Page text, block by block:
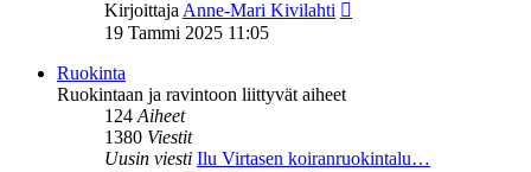
KirjoittajaAnne-Mari Kivilahti
19 Tammi 2025 11:05
Ruokinta
Ruokintaan ja ravintoon liittyvät aiheet
124Aiheet
1380 Viestit
Uusin viesti Ilu Virtasen koiranruokintalu…